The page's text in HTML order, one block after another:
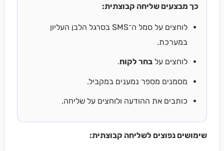
כך מבצעים שליחה קבוצתית:
לוחצים על סמל ה־SMS בסרגל הלבן העליון
במערכת.
לוחצים על בחר לקוח.
מסמנים מספר נמענים במקביל.
כותבים את ההודעה ולוחצים על שליחה.
שימושים נפוצים לשליחה קבוצתית: